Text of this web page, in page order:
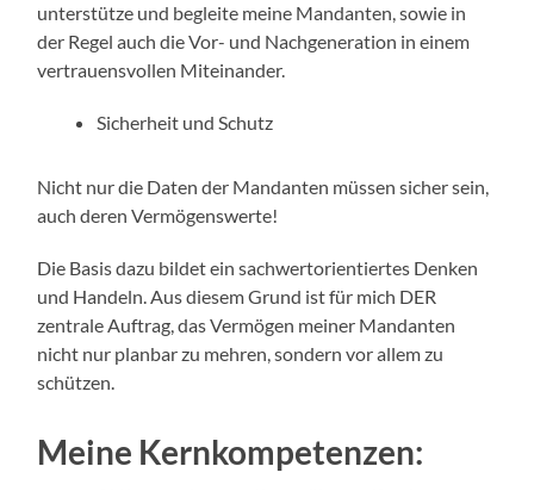
unterstütze und begleite meine Mandanten, sowie in
der Regel auch die Vor- und Nachgeneration in einem
vertrauensvollen Miteinander.
Sicherheit und Schutz
Nicht nur die Daten der Mandanten müssen sicher sein,
auch deren Vermögenswerte!
Die Basis dazu bildet ein sachwertorientiertes Denken
und Handeln. Aus diesem Grund ist für mich DER
zentrale Auftrag, das Vermögen meiner Mandanten
nicht nur planbar zu mehren, sondern vor allem zu
schützen.
Meine Kernkompetenzen: